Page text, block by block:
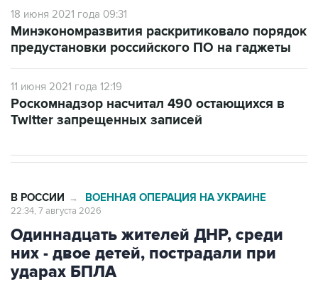
18 июня 2021 года 09:31
Минэкономразвития раскритиковало порядок
предустановки российского ПО на гаджеты
11 июня 2021 года 12:19
Роскомнадзор насчитал 490 остающихся в
Twitter запрещенных записей
В РОССИИ → ВОЕННАЯ ОПЕРАЦИЯ НА УКРАИНЕ
22:34, 7 августа 2026
Одиннадцать жителей ДНР, среди
них - двое детей, пострадали при
ударах БПЛА